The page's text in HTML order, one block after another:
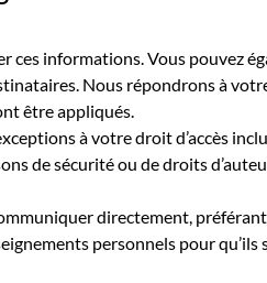
ces informations. Vous pouvez
Nous répondrons à
être appliqués.
à votre droit d’accès
de sécurité ou de droits
directement,
personnels pour qu’ils